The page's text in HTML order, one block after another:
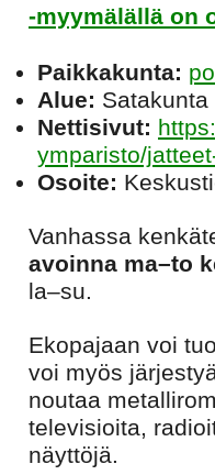
-myymälällä on
Paikkakunta:
Alue: Satakunta
Nettisivut:
ymparisto/
Osoite:
Vanhassa
avoinna ma–to
la–su.
Ekopajaan voi
voi myös
noutaa
televisioita,
näyttöjä.